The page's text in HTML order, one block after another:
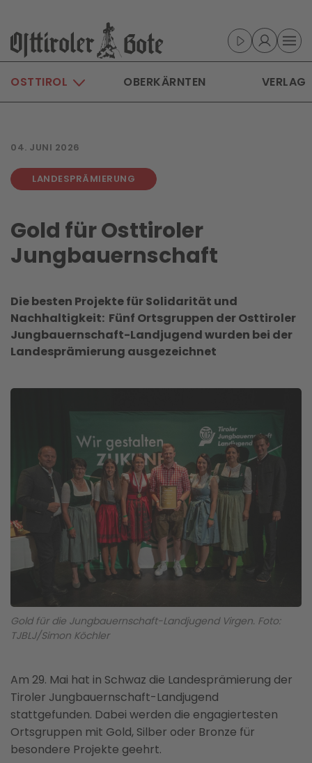
Skip to main content
OSTTIROL OBERKÄRNTEN VERLAG
04. JUNI 2026
LANDESPRÄMIERUNG
Gold für Osttiroler
Jungbauernschaft
Die besten Projekte für Solidarität und
Nachhaltigkeit: Fünf Ortsgruppen der Osttiroler
Jungbauernschaft-Landjugend wurden bei der
Landesprämierung ausgezeichnet
Gold für die Jungbauernschaft-Landjugend Virgen. Foto:
TJBLJ/Simon Köchler
Am 29. Mai hat in Schwaz die Landesprämierung der
Tiroler Jungbauernschaft-Landjugend
stattgefunden. Dabei werden die engagiertesten
Ortsgruppen mit Gold, Silber oder Bronze für
besondere Projekte geehrt.